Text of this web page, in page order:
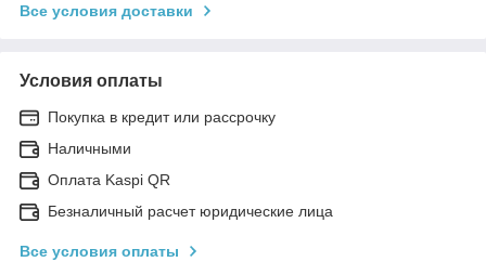
Все условия доставки
Условия оплаты
Покупка в кредит или рассрочку
Наличными
Оплата Kaspi QR
Безналичный расчет юридические лица
Все условия оплаты